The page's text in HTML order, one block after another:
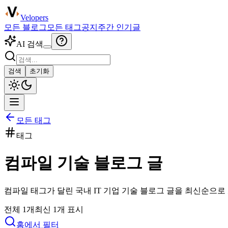
Velopers
모든 블로그 모든 태그공지 주간 인기글
AI 검색
검색 초기화
모든 태그
태그
컴파일 기술 블로그 글
컴파일 태그가 달린 국내 IT 기업 기술 블로그 글을 최신순으로
전체 1개 최신 1개 표시
홈에서 필터